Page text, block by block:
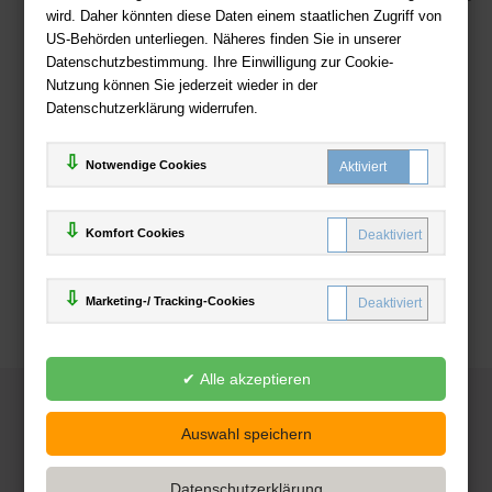
wird. Daher könnten diese Daten einem staatlichen Zugriff von
US-Behörden unterliegen. Näheres finden Sie in unserer
Datenschutzbestimmung. Ihre Einwilligung zur Cookie-
Nutzung können Sie jederzeit wieder in der
Datenschutzerklärung widerrufen.
Notwendige Cookies
Komfort Cookies
Marketing-/ Tracking-Cookies
Zahlweisen
Deutsche-Buchhandlung.de
www.deutsche-buchhandlung.de ist ein Angebot der
Handelsgesellschaft mbH
Powered by Inooga